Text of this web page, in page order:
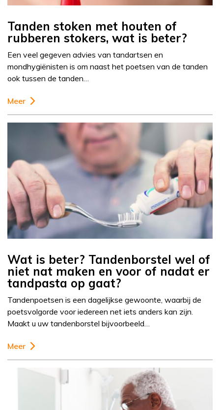
Tanden stoken met houten of
rubberen stokers, wat is beter?
Een veel gegeven advies van tandartsen en
mondhygiënisten is om naast het poetsen van de tanden
ook tussen de tanden…
Meer
Wat is beter? Tandenborstel wel of
niet nat maken en voor of nadat er
tandpasta op gaat?
Tandenpoetsen is een dagelijkse gewoonte, waarbij de
poetsvolgorde voor iedereen net iets anders kan zijn.
Maakt u uw tandenborstel bijvoorbeeld…
Meer